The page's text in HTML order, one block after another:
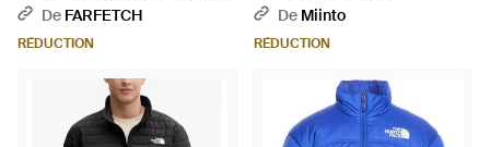
VertDe FARFETCH
RÉDUCTION
De Miinto
RÉDUCTION